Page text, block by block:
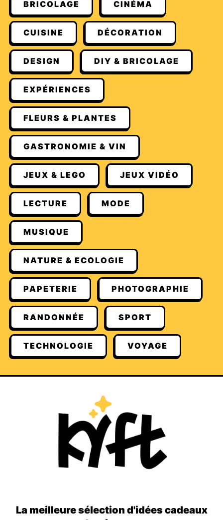
BRICOLAGE CINÉMA
CUISINE DÉCORATION
DESIGN DIY & BRICOLAGE
EXPÉRIENCES
FLEURS & PLANTES
GASTRONOMIE & VIN
JEUX & LEGO JEUX VIDÉO
LECTURE MODE
MUSIQUE
NATURE & ECOLOGIE
PAPETERIE PHOTOGRAPHIE
RANDONNÉE SPORT
TECHNOLOGIE VOYAGE
La meilleure sélection d'idées cadeaux